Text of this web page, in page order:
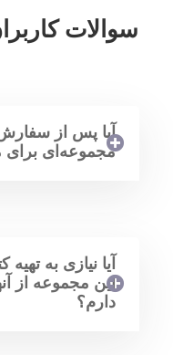
سوالات
آیا پس از
مجموعه‌ای
آیا نیازی به تهیه
این مجموعه از
دارم؟